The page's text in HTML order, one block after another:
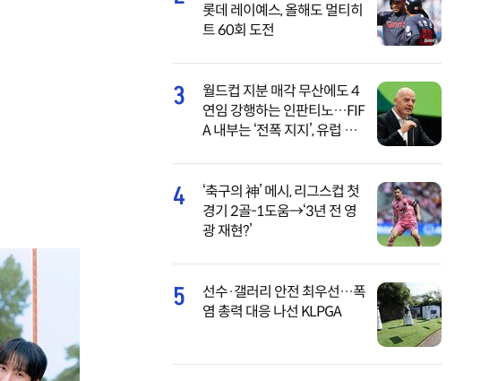
롯데 레이예스, 올해도 멀티히
트 60회 도전
3
월드컵 지분 매각 무산에도 4
연임 강행하는 인판티노…FIF
A 내부는 ‘전폭 지지’, 유럽 축
압박
4
‘축구의 神’ 메시, 리그스컵 첫
경기 2골-1도움→‘3년 전 영
광 재현?’
5
선수·갤러리 안전 최우선…폭
염 총력 대응 나선 KLPGA